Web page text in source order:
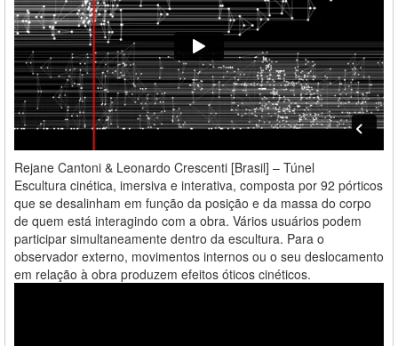
Rejane Cantoni & Leonardo Crescenti [Brasil] – Túnel
Escultura cinética, imersiva e interativa, composta por 92 pórticos
que se desalinham em função da posição e da massa do corpo
de quem está interagindo com a obra. Vários usuários podem
participar simultaneamente dentro da escultura. Para o
observador externo, movimentos internos ou o seu deslocamento
em relação à obra produzem efeitos óticos cinéticos.